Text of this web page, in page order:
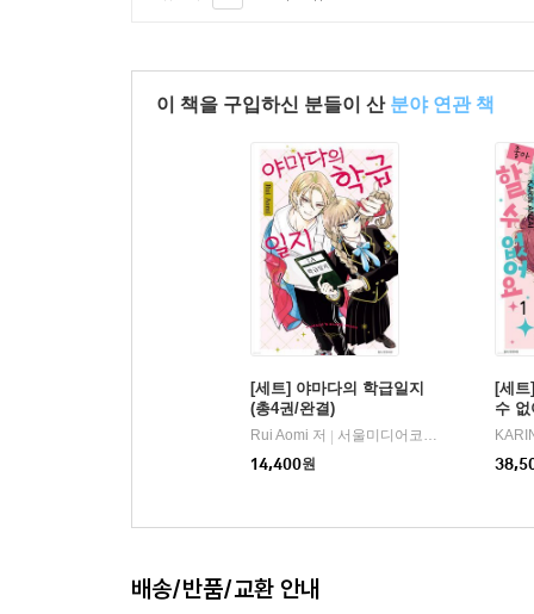
이 책을 구입하신 분들이 산 분야 연관 책
[세트] 야마다의 학급일지
(총4권/완결)
Rui Aomi 저 | 서울미디어코믹스
14,400원
[세트
수
배송/반품/교환 안내